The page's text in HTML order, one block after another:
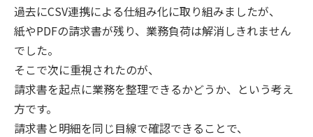
過去にCSV連携による仕組み化に取り組みましたが、
紙やPDFの請求書が残り、業務負荷は解消しきれません
でした。
そこで次に重視されたのが、
請求書を起点に業務を整理できるかどうか、という考え
方です。
請求書と明細を同じ目線で確認できることで、